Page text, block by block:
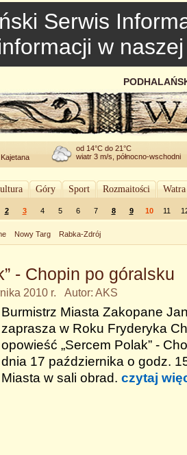
Serwis
w
od 14°C do 21°C
wiatr 3 m/s, północno-wschodni
Góry Sport Rozmaitości
2 3 4 5 6 7 8 9 10 11
Nowy Targ Rabka-Zdrój
- Chopin po góralsku
2010 r. Autor: AKS
Burmistrz Miasta Zakopane
zaprasza w Roku Fryderyka
opowieść „Sercem Polak” -
dnia 17 października o godz.
Miasta w sali obrad. czytaj